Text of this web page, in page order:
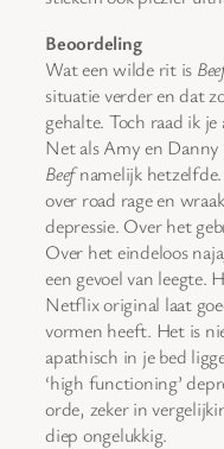
Beoordeling
Wat een wilde rit is
situatie verder en dat
gehalte. Toch raad ik
Net als Amy en Danny
Beefnamelijk
over road rage en
depressie. Over het
Over het eindeloos
een gevoel van leegte.
Netflix original laat
vormen heeft. Het is
apathisch in je bed
‘high functioning’
orde, zeker in
diep ongelukkig.